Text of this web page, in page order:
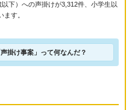
下）への声掛けが3,312件、小学生以
す。
掛け事案」って何なんだ？